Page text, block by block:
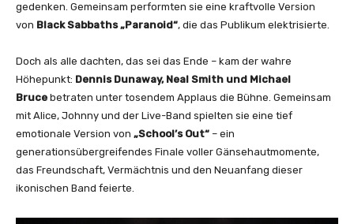
gedenken. Gemeinsam performten sie eine kraftvolle Version
von Black Sabbaths „Paranoid“, die das Publikum elektrisierte.
Doch als alle dachten, das sei das Ende – kam der wahre
Höhepunkt: Dennis Dunaway, Neal Smith und Michael
Bruce betraten unter tosendem Applaus die Bühne. Gemeinsam
mit Alice, Johnny und der Live-Band spielten sie eine tief
emotionale Version von „School’s Out“ – ein
generationsübergreifendes Finale voller Gänsehautmomente,
das Freundschaft, Vermächtnis und den Neuanfang dieser
ikonischen Band feierte.